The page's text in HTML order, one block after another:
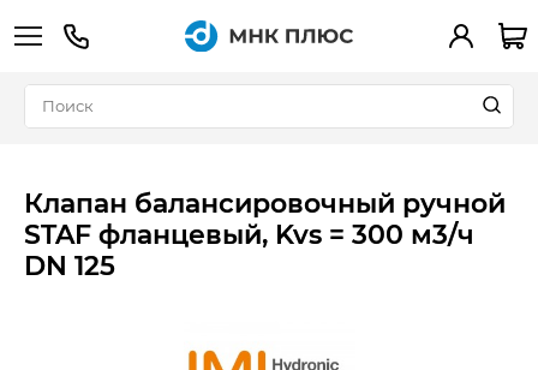
+7 (495) 783-90-39 Вход
Клапан балансировочный ручной
STAF фланцевый, Kvs = 300 м3/ч
DN 125